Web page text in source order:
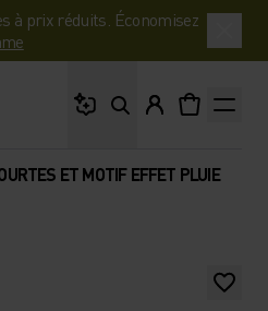
à prix réduits. Économisez
ET MOTIF EFFET PLUIE